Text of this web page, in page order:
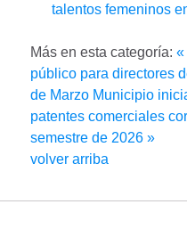
talentos femeninos
Más en esta categoría: «
público para directores
de Marzo Municipio
patentes comerciales
semestre de 2026 »
volver arriba